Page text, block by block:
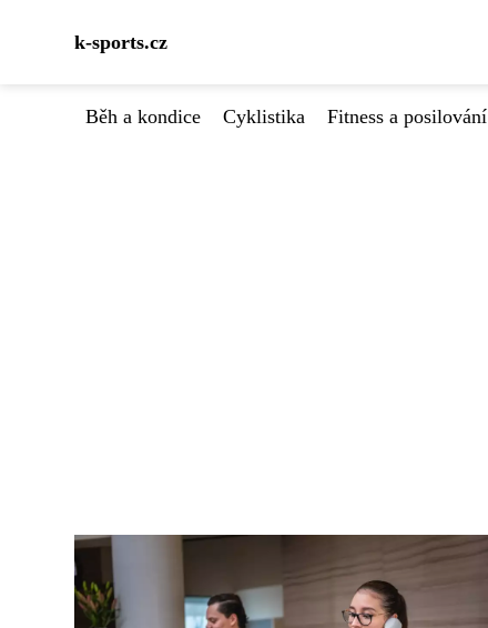
k-sports.cz
Běh a kondice Cyklistika Fitness a posilování